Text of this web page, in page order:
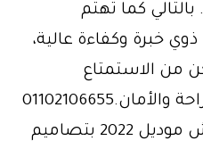
كما تهتم
خبرة وكفاءة عالية،
من الاستمتاع
تتوفر سيارات تويوتا راش موديل 2022 بتصاميم